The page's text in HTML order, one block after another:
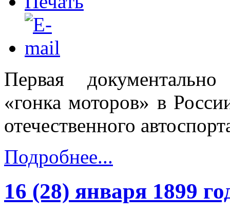
Первая документально
«гонка моторов» в
отечественного
Подробнее...
16 (28) января 1899